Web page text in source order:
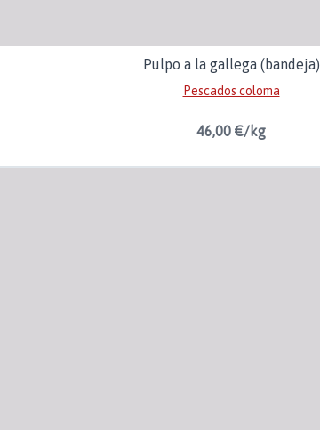
Pulpo a la gallega (bandeja)
Pescados coloma
46,00 €/kg